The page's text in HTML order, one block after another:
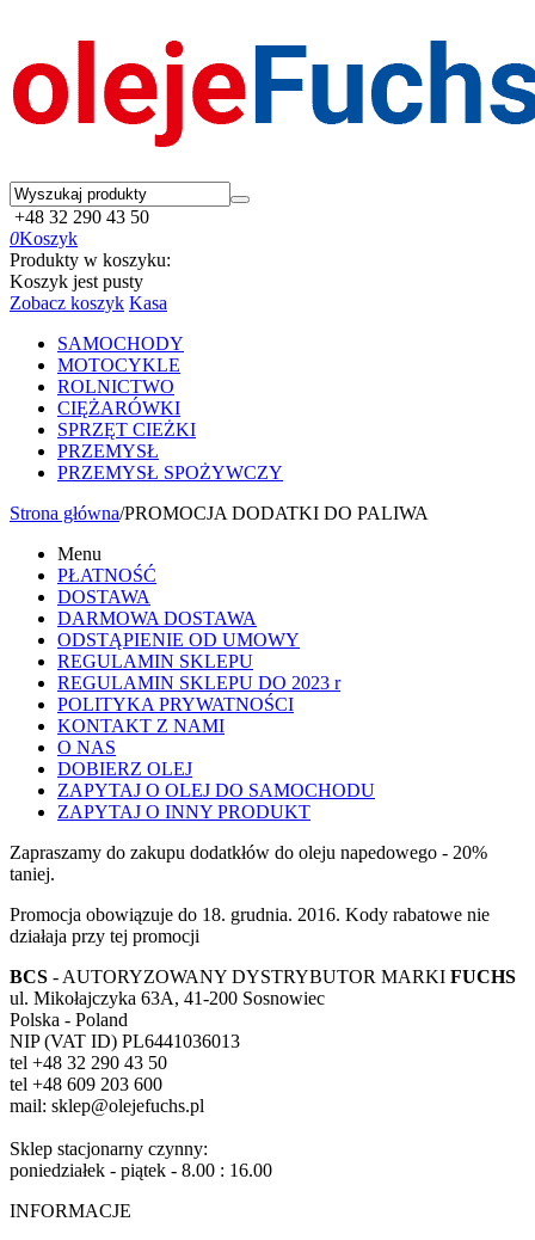
+48 32 290 43 50
0Koszyk
Produkty w koszyku:
Koszyk jest pusty
Zobacz koszyk Kasa
SAMOCHODY
MOTOCYKLE
ROLNICTWO
CIĘŻARÓWKI
SPRZĘT CIEŻKI
PRZEMYSŁ
PRZEMYSŁ SPOŻYWCZY
Strona główna/PROMOCJA DODATKI DO PALIWA
Menu
PŁATNOŚĆ
DOSTAWA
DARMOWA DOSTAWA
ODSTĄPIENIE OD UMOWY
REGULAMIN SKLEPU
REGULAMIN SKLEPU DO 2023 r
POLITYKA PRYWATNOŚCI
KONTAKT Z NAMI
O NAS
DOBIERZ OLEJ
ZAPYTAJ O OLEJ DO SAMOCHODU
ZAPYTAJ O INNY PRODUKT
Zapraszamy do zakupu dodatkłów do oleju napedowego - 20%
taniej.
Promocja obowiązuje do 18. grudnia. 2016. Kody rabatowe nie
działaja przy tej promocji
BCS - AUTORYZOWANY DYSTRYBUTOR MARKI FUCHS
ul. Mikołajczyka 63A, 41-200 Sosnowiec
Polska - Poland
NIP (VAT ID) PL6441036013
tel +48 32 290 43 50
tel +48 609 203 600
mail: sklep@olejefuchs.pl
Sklep stacjonarny czynny:
poniedziałek - piątek - 8.00 : 16.00
INFORMACJE